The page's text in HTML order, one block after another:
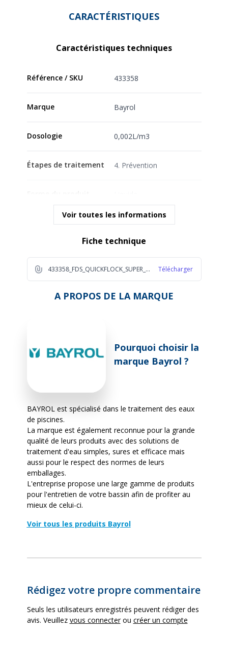
CARACTÉRISTIQUES
Caractéristiques techniques
Référence / SKU 433358
Marque Bayrol
Dosologie 0,002L/m3
Étapes de traitement 4. Prévention
Voir toutes les informations
Fiche technique
433358_FDS_QUICKFLOCK_SUPER_1L_NEW_BAYROL_2023_FR_1_a874 Télécharger
A PROPOS DE LA MARQUE
Pourquoi choisir la
marque Bayrol ?
BAYROL est spécialisé dans le traitement des eaux
de piscines.
La marque est également reconnue pour la grande
qualité de leurs produits avec des solutions de
traitement d'eau simples, sures et efficace mais
aussi pour le respect des normes de leurs
emballages.
L'entreprise propose une large gamme de produits
pour l'entretien de votre bassin afin de profiter au
mieux de celui-ci.
Voir tous les produits Bayrol
Rédigez votre propre commentaire
Seuls les utilisateurs enregistrés peuvent rédiger des
avis. Veuillez vous connecterou créer un compte